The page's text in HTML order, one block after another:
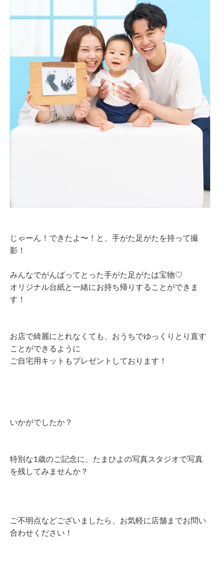
じゃーん！できたよ〜！と、手がた足がたを持って撮
影！
みんなでがんばってとった手がた足がたは宝物♡
オリジナル台紙と一緒にお持ち帰りすることができま
す！
お店で綺麗にとれなくても、おうちでゆっくりとり直す
ことができるように
ご自宅用キットもプレゼントしております！
いかがでしたか？
特別な1歳のご記念に、たまひよの写真スタジオで写真
を残してみませんか？
ご不明点などございましたら、お気軽に店舗までお問い
合わせください！